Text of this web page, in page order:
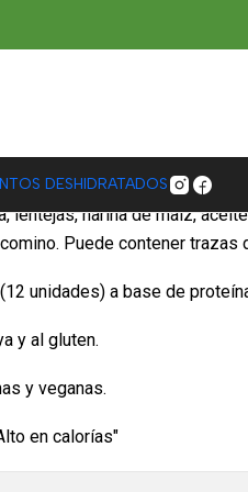
DESHIDRATADOS
lentejas, harina de maíz,
Puede contener trazas
unidades) a base de
y al gluten.
y veganas.
en calorías"